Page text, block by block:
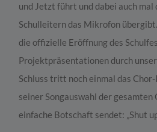
und Jetzt führt und dabei auch mal
Schulleitern das Mikrofon
die offizielle Eröffnung des
Projektpräsentationen durch
Schluss tritt noch einmal das
seiner Songauswahl der gesamten
einfache Botschaft sendet: „Shut